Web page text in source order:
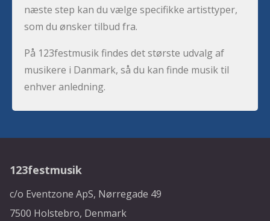
næste step kan du vælge specifikke artisttyper,
som du ønsker tilbud fra.
På 123festmusik findes det største udvalg af
musikere i Danmark, så du kan finde musik til
enhver anledning.
123festmusik
c/o Eventzone ApS, Nørregade 49
7500 Holstebro, Denmark